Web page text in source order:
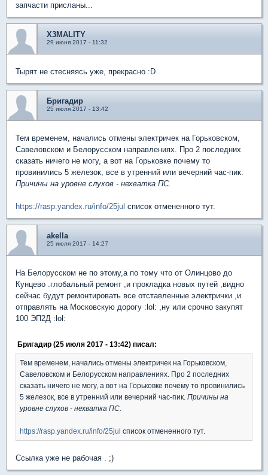
запчасти присланы...
X3MALITY
29 июня 2017 - 11:32
Тырят не стесняясь уже, прекрасно :D
Бригадир
25 июля 2017 - 13:42
Тем временем, начались отмены электричек на Горьковском,
Савеловском и Белорусском направлениях. Про 2 последних
сказать ничего не могу, а вот на Горьковке почему то
провинились 5 железок, все в утренний или вечерний час-пик.
Причины на уровне слухов - нехватка ПС.
https://rasp.yandex.ru/info/25jul список отмененного тут.
akella
25 июля 2017 - 14:27
На Белорусском не по этому,а по тому что от Олинцово до
Кунцево .глобальный ремонт ,и прокладка новых путей ,видно
сейчас будут ремонтировать все отставленные электрички ,и
отправлять на Московскую дорогу :lol: ,ну или срочно закупят
100 ЭП2Д :lol:
Бригадир (25 июля 2017 - 13:42) писал:
Тем временем, начались отмены электричек на Горьковском,
Савеловском и Белорусском направлениях. Про 2 последних
сказать ничего не могу, а вот на Горьковке почему то провинились
5 железок, все в утренний или вечерний час-пик. Причины на
уровне слухов - нехватка ПС.
https://rasp.yandex.ru/info/25jul список отмененного тут.
Ссылка уже не рабочая . ;)